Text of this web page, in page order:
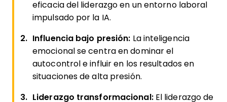
eficacia del liderazgo en un entorno laboral
impulsado por la IA.
Influencia bajo presión: La inteligencia
emocional se centra en dominar el
autocontrol e influir en los resultados en
situaciones de alta presión.
Liderazgo transformacional: El liderazgo de